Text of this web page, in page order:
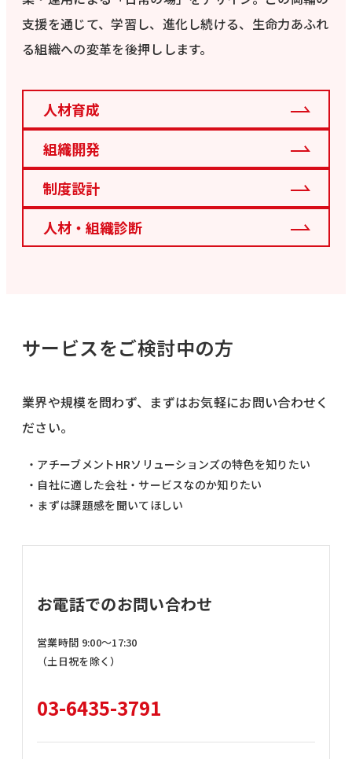
支援を通じて、学習し、進化し続ける、生命力あふれ
る組織への変革を後押しします。
人材育成
組織開発
制度設計
人材・組織診断
サービスをご検討中の方
業界や規模を問わず、まずはお気軽にお問い合わせく
ださい。
・アチーブメントHRソリューションズの特色を知りたい
・自社に適した会社・サービスなのか知りたい
・まずは課題感を聞いてほしい
お電話でのお問い合わせ
営業時間 9:00〜17:30
（土日祝を除く）
03-6435-3791